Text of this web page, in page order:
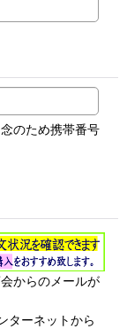
のため携帯番号
からのメールが
ターネットから